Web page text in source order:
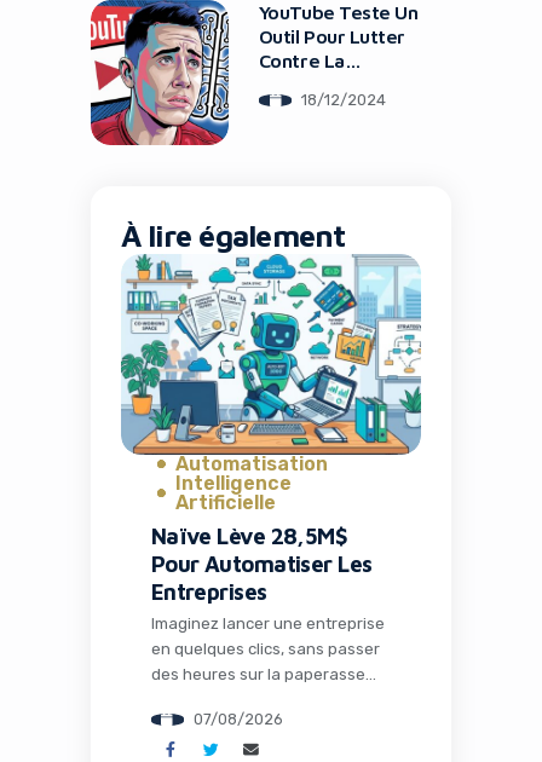
YouTube Teste Un
Outil Pour Lutter
Contre La
Contenu Par IA
18/12/2024
À lire également
Automatisation
Intelligence
Artificielle
Naïve Lève 28,5M$
Pour Automatiser Les
Entreprises
Imaginez lancer une entreprise
en quelques clics, sans passer
des heures sur la paperasse
des outils ou la recherche de
solutions techniques. C’est
07/08/2026